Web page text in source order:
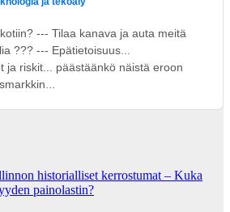
--- Tilaa kanava ja auta meitä
??? --- Epätietoisuus...
ja riskit... päästäänkö näistä eroon